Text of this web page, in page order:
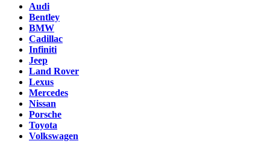
Audi
Bentley
BMW
Cadillac
Infiniti
Jeep
Land Rover
Lexus
Mercedes
Nissan
Porsche
Toyota
Volkswagen